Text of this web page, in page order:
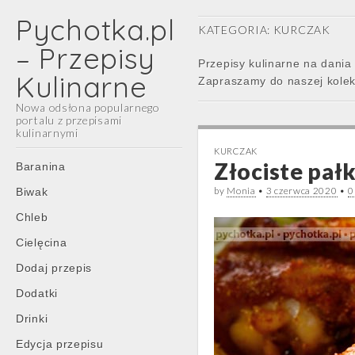
Pychotka.pl
– Przepisy
Kulinarne
Nowa odsłona popularnego
portalu z przepisami
kulinarnymi
Main
menu
Skip
content
Baranina
Biwak
Chleb
Cielęcina
Dodaj przepis
Dodatki
Drinki
Edycja przepisu
KATEGORIA: KURCZAK
Przepisy kulinarne na dania
Zapraszamy do naszej
KURCZAK
Złociste
by Monia • 3 czerwca 2020 •